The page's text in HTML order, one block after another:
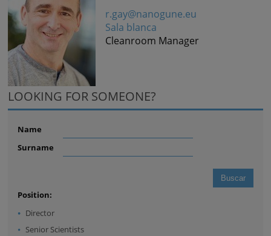
r.gay@nanogune.eu
Sala blanca
Cleanroom Manager
LOOKING FOR SOMEONE?
Name
Surname
Position:
Director
Senior Scientists